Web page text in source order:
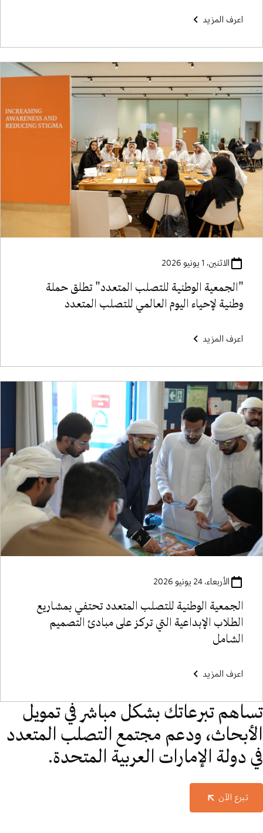
اعرف المزيد
الاثنين، 1 يونيو 2026
"الجمعية الوطنية للتصلب المتعدد" تطلق حملة
وطنية لإحياء اليوم العالمي للتصلب المتعدد
اعرف المزيد
الأربعاء، 24 يونيو 2026
الجمعية الوطنية للتصلب المتعدد تحتفي بمشاريع
الطلاب الإبداعية التي تركز على مبادئ التصميم
الشامل
اعرف المزيد
تساهم تبرعاتك بشكل مباشر في تمويل
الأبحاث، ودعم مجتمع التصلب المتعدد
في دولة الإمارات العربية المتحدة.
تبرع الآن